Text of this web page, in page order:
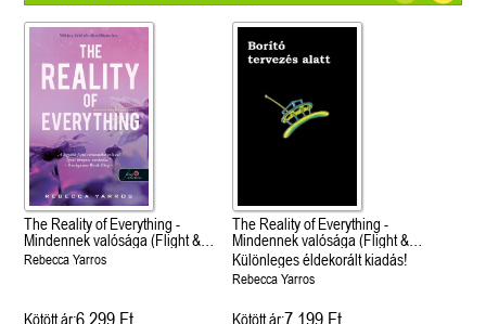
The Reality of Everything -
Mindennek valósága (Flight &
Glory 5.)
Rebecca Yarros
Kötött ár:6 299 Ft
The Reality of Everything -
Mindennek valósága (Flight &
Glory 5.)
Különleges éldekorált kiadás!
Rebecca Yarros
Kötött ár:7 199 Ft